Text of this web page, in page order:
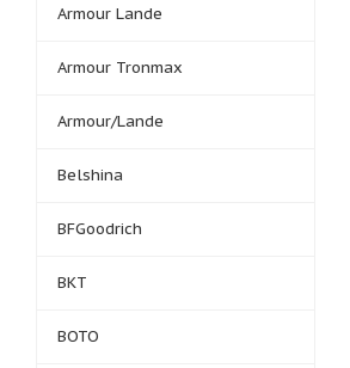
Armour Lande
Armour Tronmax
Armour/Lande
Belshina
BFGoodrich
BKT
BOTO